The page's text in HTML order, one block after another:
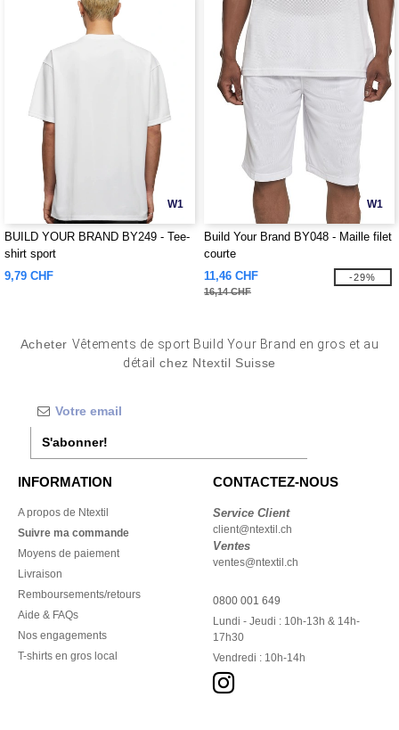
W1
BUILD YOUR BRAND BY249 - Tee-
shirt sport
9,79 CHF
W1
Build Your Brand BY048 - Maille filet
courte
11,46 CHF
16,14 CHF
-29%
Acheter Vêtements de sport Build Your Brand en gros et au
détail chez Ntextil Suisse
S'abonner!
INFORMATION
A propos de Ntextil
Suivre ma commande
Moyens de paiement
Livraison
Remboursements/retours
Aide & FAQs
Nos engagements
T-shirts en gros local
CONTACTEZ-NOUS
Service Client
client@ntextil.ch
Ventes
ventes@ntextil.ch
0800 001 649
Lundi - Jeudi : 10h-13h & 14h-
17h30
Vendredi : 10h-14h